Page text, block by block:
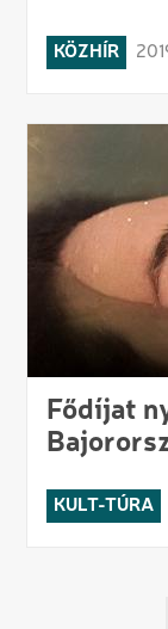
KÖZHÍR
Fődíjat
KULT-TÚRA